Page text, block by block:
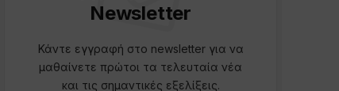
Newsletter
Κάντε εγγραφή στο newsletter για να
μαθαίνετε πρώτοι τα τελευταία νέα
και τις σημαντικές εξελίξεις.